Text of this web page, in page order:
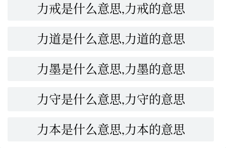
力戒是什么意思,力戒的意思
力道是什么意思,力道的意思
力墨是什么意思,力墨的意思
力守是什么意思,力守的意思
力本是什么意思,力本的意思